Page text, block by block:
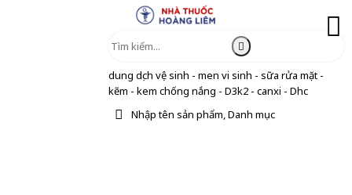
dung dịch vệ sinh - men vi sinh - sữa rửa mặt -
kẽm - kem chống nắng - D3k2 - canxi - Dhc
Nhập tên sản phẩm, Danh mục